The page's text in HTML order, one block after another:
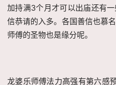
加持满3个月才可以出庙还有
信恭请的入多。各国善信也慕
师傅的圣物也是缘分呢。
龙婆乐师傅法力高强有第六感